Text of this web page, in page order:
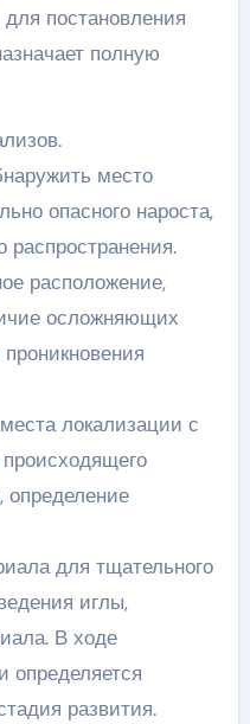
постановления
полную
место
опасного нароста,
распространения.
расположение,
осложняющих
локализации с
определение
для тщательного
иглы,
В ходе
определяется
развития.